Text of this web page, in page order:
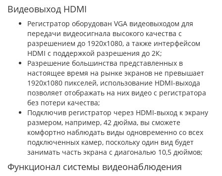
Видеовыход HDMI
Регистратор оборудован VGA видеовыходом для
передачи видеосигнала высокого качества с
разрешением до 1920х1080, а также интерфейсом
HDMI с поддержкой разрешения до 2К;
Разрешение большинства представленных в
настоящее время на рынке экранов не превышает
1920x1080 пикселей, использование HDMI-выхода
позволяет отображать на них видео с регистратора
без потери качества;
Подключив регистратор через HDMI-выход к экрану
размером, например, 42 дюйма, вы сможете
комфортно наблюдать виды одновременно со всех
подключенных камер, поскольку один вид будет
занимать часть экрана с диагональю 10,5 дюймов;
Функционал системы видеонаблюдения